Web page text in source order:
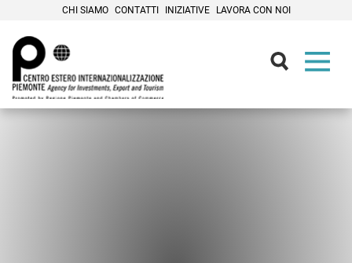
CHI SIAMO CONTATTI INIZIATIVE LAVORA CON NOI